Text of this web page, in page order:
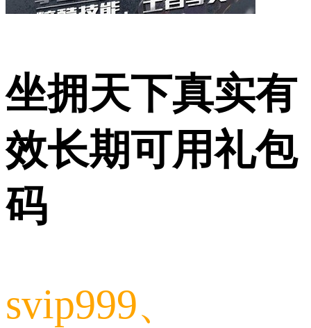
坐拥天下真实有
效长期可用礼包
码
svip999、